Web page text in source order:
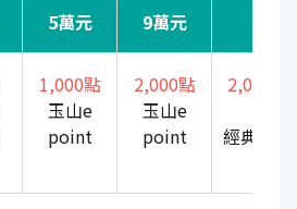
5萬元 9萬元
1,000點
玉山e
point
2,000點
玉山e
point
2,000元
經典好